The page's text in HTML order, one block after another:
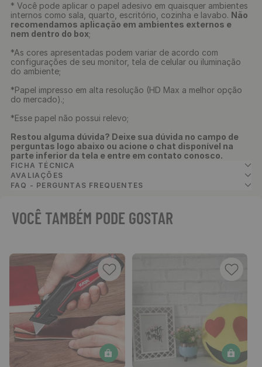
* Você pode aplicar o papel adesivo em quaisquer ambientes
internos como sala, quarto, escritório, cozinha e lavabo. Não
recomendamos aplicação em ambientes externos e
nem dentro do box;
*As cores apresentadas podem variar de acordo com
configurações de seu monitor, tela de celular ou iluminação
do ambiente;
*Papel impresso em alta resolução (HD Max a melhor opção
do mercado).;
*Esse papel não possui relevo;
Restou alguma dúvida? Deixe sua dúvida no campo de
perguntas logo abaixo ou acione o chat disponível na
parte inferior da tela e entre em contato conosco.
FICHA TÉCNICA
AVALIAÇÕES
FAQ - PERGUNTAS FREQUENTES
VOCÊ TAMBÉM PODE GOSTAR